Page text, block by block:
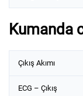
Kumanda
Çıkış Akımı
ECG – Çıkış